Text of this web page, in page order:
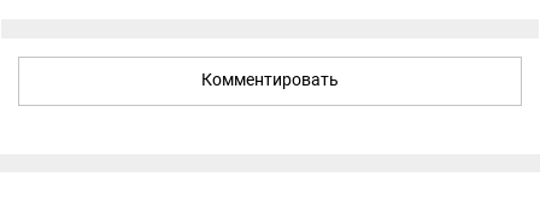
Комментировать